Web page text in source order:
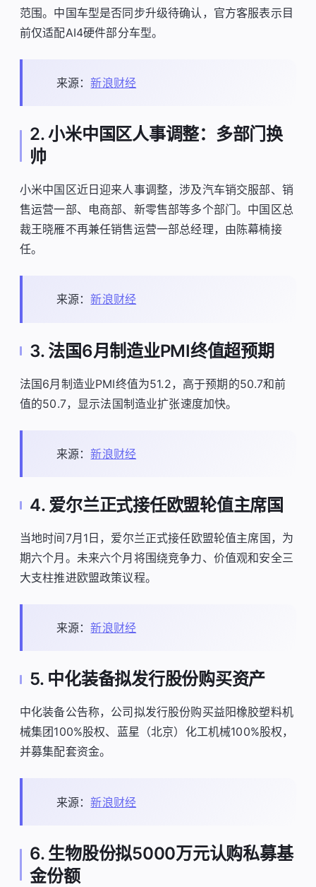
范围。中国车型是否同步升级待确认，官方客服表示目
前仅适配AI4硬件部分车型。
来源：新浪财经
2. 小米中国区人事调整：多部门换
帅
小米中国区近日迎来人事调整，涉及汽车销交服部、销
售运营一部、电商部、新零售部等多个部门。中国区总
裁王晓雁不再兼任销售运营一部总经理，由陈幕楠接
任。
来源：新浪财经
3. 法国6月制造业PMI终值超预期
法国6月制造业PMI终值为51.2，高于预期的50.7和前
值的50.7，显示法国制造业扩张速度加快。
来源：新浪财经
4. 爱尔兰正式接任欧盟轮值主席国
当地时间7月1日，爱尔兰正式接任欧盟轮值主席国，为
期六个月。未来六个月将围绕竞争力、价值观和安全三
大支柱推进欧盟政策议程。
来源：新浪财经
5. 中化装备拟发行股份购买资产
中化装备公告称，公司拟发行股份购买益阳橡胶塑料机
械集团100%股权、蓝星（北京）化工机械100%股权，
并募集配套资金。
来源：新浪财经
6. 生物股份拟5000万元认购私募基
金份额